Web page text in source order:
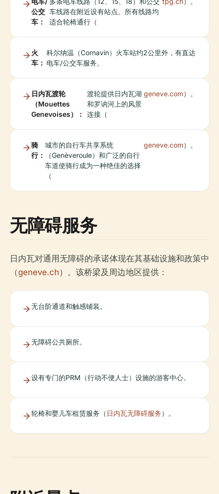
公交
车：
车线路在附近设有站点。所有线路均
适合轮椅通行（
火
车：
科尔纳温（Cornavin）火车站约2公里外，有直达
电车/公交车服务。
日内瓦渡轮
（Mouettes
Genevoises）：
渡轮提供日内瓦湖
和罗讷河上的风景
连接（
geneve.com）。
骑
行：
城市的自行车共享系统
（Genèveroule）和广泛的自行
车道使骑行成为一种绝佳的选择
（
geneve.com）。
无障碍服务
日内瓦对通用无障碍的承诺体现在其基础设施和政策中
（geneve.ch）。该桥梁及周边地区提供：
无台阶通道和触感铺装。
无障碍公共厕所。
设有专门的PRM（行动不便人士）设施的游客中心。
轮椅和婴儿车租赁服务（ 日内瓦无障碍服务）。